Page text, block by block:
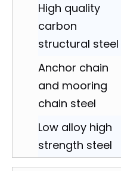
High quality
carbon
structural steel
Anchor chain
and mooring
chain steel
Low alloy high
strength steel